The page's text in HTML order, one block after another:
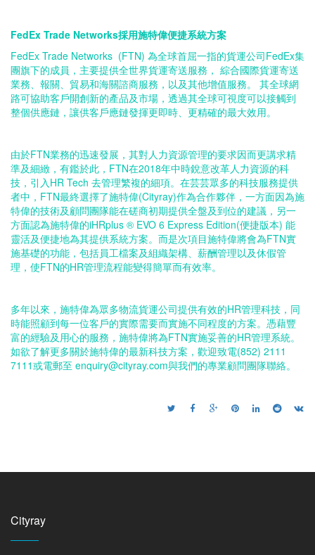
FedEx Trade Networks採用施特偉便捷系統方案
FedEx Trade Networks (FTN) 為全球首屈一指的貨運公司FedEx集
團旗下的成員 ， 主要提供全世界貨運寄送服務， 綜合國際貨運寄送
業務、報關、貿易和海關諮商服務，以及其他增值服務。 其全球網
路可協助客戶開創新的產品及市場 ， 透過其全球可視度可以接觸到
整個供應鏈 ， 讓供客戶應鏈發揮更即時、更精確的最大效用。
由於FTN業務的迅速發展 ，其對人力資源管理的要求因而更講求精
準及細緻 ，有鑑於此 ， FTN在2018年中時銳意改革人力資源的科
技 ，引入HR Tech 去管理繁複的細項。在芸芸眾多的科技服務提供
者中， FTN最終選擇了施特偉(Cityray)作為合作夥伴 ，一方面因為施
特偉的技術及顧問團隊能在磋商初期提供全盤及到位的建議 ，另一
方面認為施特偉的iHRplus ® EVO 6 Express Edition(便捷版本) 能
靈活及便捷地為其提供系統方案。而是次項目施特偉將會為FTN實
施基礎的功能 ，包括員工檔案及組織架構、薪酬管理以及休假管
理 ，使FTN的HR管理流程能變得簡單而有效率。
多年以來，施特偉為眾多物流貨運公司提供有效的HR管理科技 ，同
時能照顧到每一位客戶的實際需要而實施不同程度的方案。憑藉豐
富的經驗及用心的服務 ， 施特偉將為FTN實施妥善的HR管理系統。
如欲了解更多關於施特偉的最新科技方案，歡迎致電(852) 2111
7111或電郵至 enquiry@cityray.com與我們的專業顧問團隊聯絡。
Cityray